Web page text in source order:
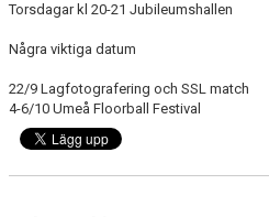
KONTAKT
Torsdagar kl 20-21 Jubileumshallen
Några viktiga datum
22/9 Lagfotografering och SSL match
4-6/10 Umeå Floorball Festival